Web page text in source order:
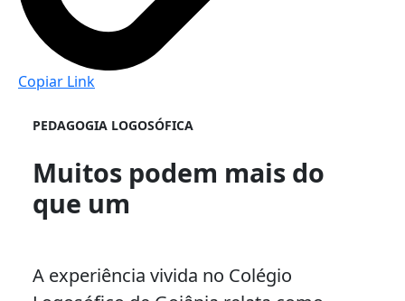
Copiar Link
PEDAGOGIA LOGOSÓFICA
Muitos podem mais do
que um
A experiência vivida no Colégio